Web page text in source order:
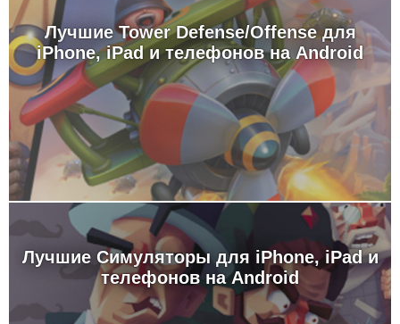
Лучшие Tower Defense/Offense для
iPhone, iPad и телефонов на Android
Лучшие Симуляторы для iPhone, iPad и
телефонов на Android